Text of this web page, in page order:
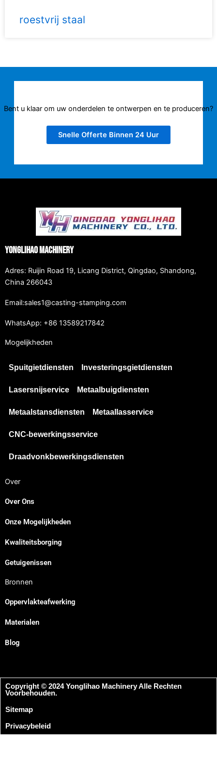
roestvrij staal
Bent u klaar om uw onderdelen te ontwerpen en te produceren?
Snelle Offerte Binnen 24 Uur
Yonglihao Machinery
Adres: Ruijin Road 19, Licang District, Qingdao, Shandong,
China 266043
Email:sales1@casting-stamping.com
WhatsApp: +86 13589217842
Mogelijkheden
Spuitgietdiensten Investeringsgietdiensten
Lasersnijservice Metaalbuigdiensten
Metaalstansdiensten Metaallasservice
CNC-bewerkingsservice
Draadvonkbewerkingsdiensten
Over
Over Ons
Onze Mogelijkheden
Kwaliteitsborging
Getuigenissen
Bronnen
Oppervlakteafwerking
Materialen
Blog
Copyright © 2024 Yonglihao Machinery Alle Rechten
Voorbehouden.
Sitemap
Privacybeleid